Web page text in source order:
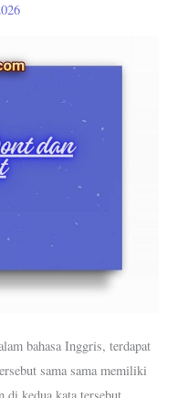
bahasa Inggris, terdapat
sama sama memiliki